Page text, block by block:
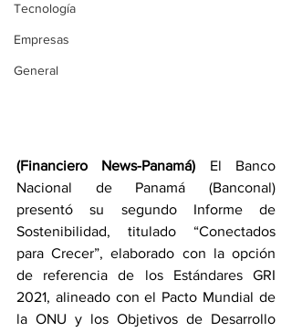
Tecnología
Empresas
General
(Financiero News-Panamá) El Banco
Nacional de Panamá (Banconal)
presentó su segundo Informe de
Sostenibilidad, titulado “Conectados
para Crecer”, elaborado con la opción
de referencia de los Estándares GRI
2021, alineado con el Pacto Mundial de
la ONU y los Objetivos de Desarrollo